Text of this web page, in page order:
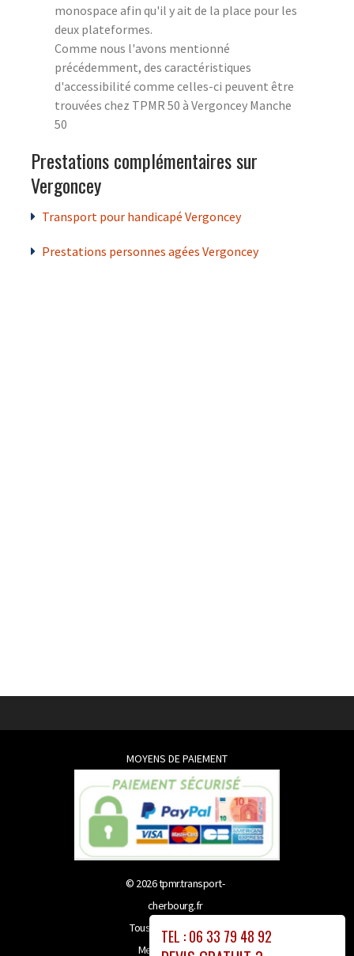
monospace afin qu'il y ait de la place pour les
deux plateformes.
Comme nous l'avons mentionné
précédemment, des caractéristiques
d'accessibilité comme celles-ci peuvent être
trouvées chez TPMR 50 à Vergoncey Manche
50
Prestations complémentaires sur
Vergoncey
Transport pour handicapé Vergoncey
Prestations personnes agées Vergoncey
TEL : 06 33 79 48 92
MOYENS DE PAIEMENT
© 2026tpmr.transport-
cherbourg.fr
Tous droits réservés
Mentions légales